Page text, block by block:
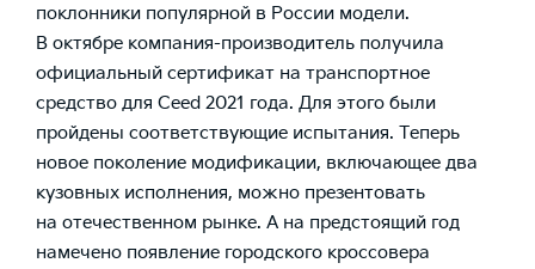
поклонники популярной в России модели.
В октябре компания-производитель получила
официальный сертификат на транспортное
средство для Ceed 2021 года. Для этого были
пройдены соответствующие испытания. Теперь
новое поколение модификации, включающее два
кузовных исполнения, можно презентовать
на отечественном рынке. А на предстоящий год
намечено появление городского кроссовера